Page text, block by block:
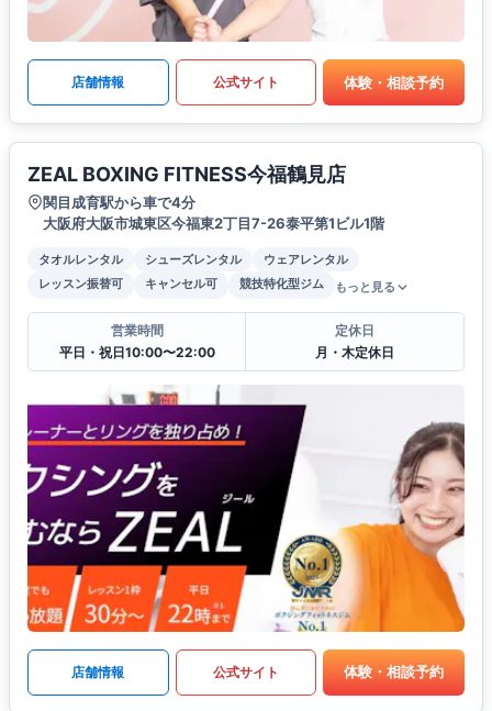
店舗情報 公式サイト 体験・相談予約
ZEAL BOXING FITNESS今福鶴見店
関目成育駅から車で4分
大阪府大阪市城東区今福東2丁目7-26泰平第1ビル1階
タオルレンタル シューズレンタル
ウェアレンタル
レッスン振替可
キャンセル可 競技特化型ジム もっと見る
営業時間
平日・祝日10:00〜22:00
定休日
月・木定休日
店舗情報 公式サイト 体験・相談予約